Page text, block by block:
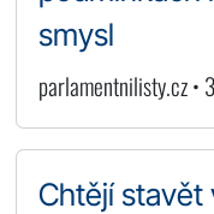
smysl
parlamentnilisty.cz •
Chtějí stavět